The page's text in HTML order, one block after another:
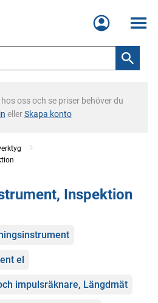
Meny
oss och se priser behöver du
ellerSkapa konto
Inspektion
el
impulsräknare, Längdmät